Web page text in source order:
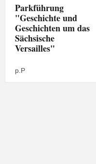
Parkführung
"Geschichte und
Geschichten um das
Sächsische
Versailles"
p.P